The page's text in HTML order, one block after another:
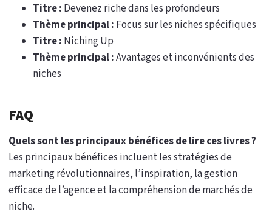
Titre : Devenez riche dans les profondeurs
Thème principal : Focus sur les niches spécifiques
Titre : Niching Up
Thème principal :Avantages et inconvénients des
niches
FAQ
Quels sont les principaux bénéfices de lire ces livres ?
Les principaux bénéfices incluent les stratégies de
marketing révolutionnaires, l’inspiration, la gestion
efficace de l’agence et la compréhension de marchés de
niche.